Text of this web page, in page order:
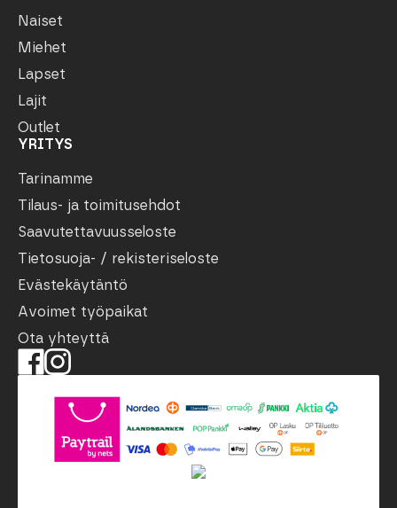
Naiset
Miehet
Lapset
Lajit
Outlet
YRITYS
Tarinamme
Tilaus- ja toimitusehdot
Saavutettavuusseloste
Tietosuoja- / rekisteriseloste
Evästekäytäntö
Avoimet työpaikat
Ota yhteyttä